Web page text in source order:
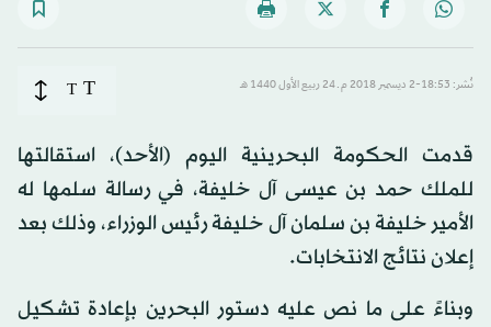
نُشر: 18:53-2 ديسمبر 2018 م ـ 24 ربيع الأول 1440 هـ T
T
قدمت الحكومة البحرينية اليوم (الأحد)، استقالتها
للملك حمد بن عيسى آل خليفة، في رسالة سلمها له
الأمير خليفة بن سلمان آل خليفة رئيس الوزراء، وذلك بعد
إعلان نتائج الانتخابات.
وبناءً على ما نص عليه دستور البحرين بإعادة تشكيل